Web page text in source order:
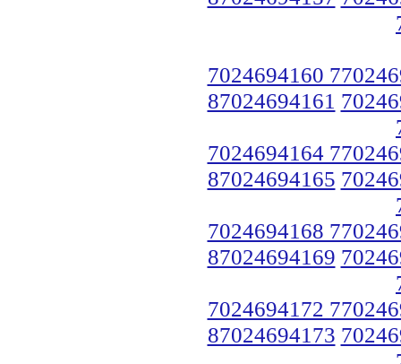
7024694160
87024694161
7024694164
87024694165
7024694168
87024694169
7024694172
87024694173